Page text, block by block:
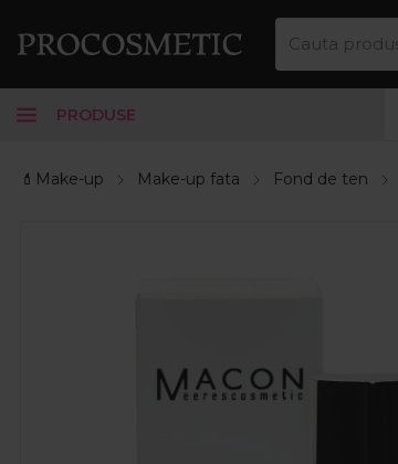
PRODUSE
💄Make-up Make-up fata Fond de ten